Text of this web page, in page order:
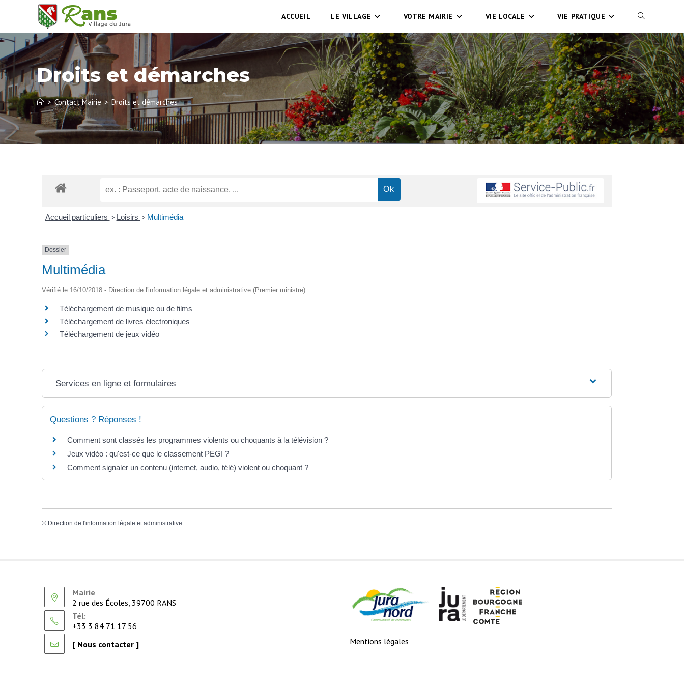
ACCUEIL LE VILLAGE VOTRE MAIRIE VIE LOCALE VIE PRATIQUE
Droits et démarches
> Contact Mairie > Droits et démarches
Accueil particuliers > Loisirs > Multimédia
Dossier
Multimédia
Vérifié le 16/10/2018 - Direction de l'information légale et administrative (Premier ministre)
Téléchargement de musique ou de films
Téléchargement de livres électroniques
Téléchargement de jeux vidéo
Services en ligne et formulaires
Questions ? Réponses !
Comment sont classés les programmes violents ou choquants à la télévision ?
Jeux vidéo : qu'est-ce que le classement PEGI ?
Comment signaler un contenu (internet, audio, télé) violent ou choquant ?
© Direction de l'information légale et administrative
Mairie
2 rue des Écoles, 39700 RANS
Tél:
+33 3 84 71 17 56
[ Nous contacter ]
Mentions légales